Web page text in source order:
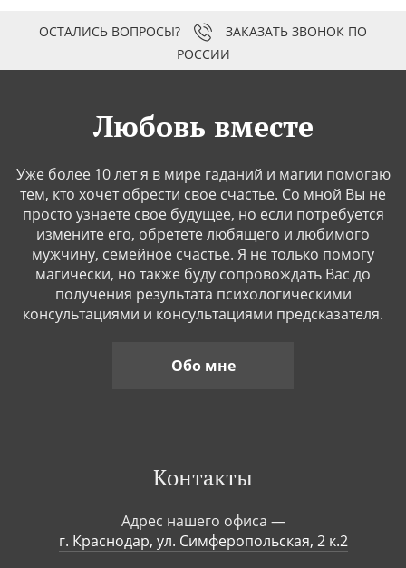
ЗАКАЗАТЬ ЗВОНОК ПО
РОССИИ
Любовь вместе
Уже более 10 лет я в мире гаданий и магии помогаю
тем, кто хочет обрести свое счастье. Со мной Вы не
просто узнаете свое будущее, но если потребуется
измените его, обретете любящего и любимого
мужчину, семейное счастье. Я не только помогу
магически, но также буду сопровождать Вас до
получения результата психологическими
консультациями и консультациями предсказателя.
Обо мне
Контакты
Адрес нашего офиса —
г. Краснодар, ул. Симферопольская, 2 к.2